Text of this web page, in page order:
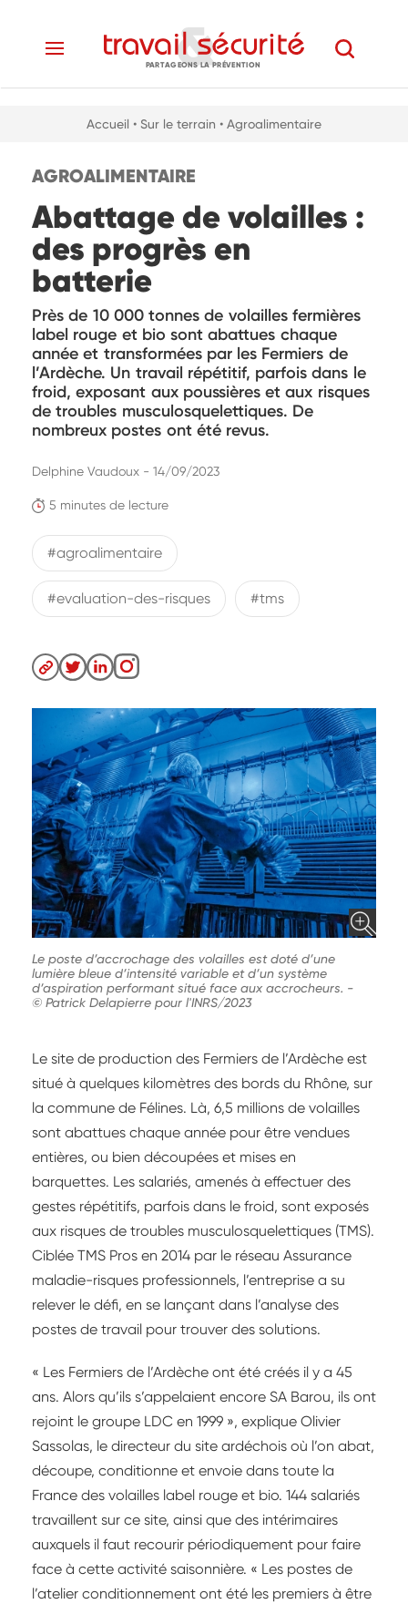
PARTAGEONS LA PRÉVENTION
Accueil • Sur le terrain • Agroalimentaire
AGROALIMENTAIRE
Abattage de volailles :
des progrès en
batterie
Près de 10 000 tonnes de volailles fermières
label rouge et bio sont abattues chaque
année et transformées par les Fermiers de
l’Ardèche. Un travail répétitif, parfois dans le
froid, exposant aux poussières et aux risques
de troubles musculosquelettiques. De
nombreux postes ont été revus.
5 minutes de lecture
Delphine Vaudoux - 14/09/2023
#agroalimentaire
#evaluation-des-risques #tms
Le poste d’accrochage des volailles est doté d’une
lumière bleue d’intensité variable et d’un système
d’aspiration performant situé face aux accrocheurs. -
© Patrick Delapierre pour l'INRS/2023
Le site de production des Fermiers de l’Ardèche est
situé à quelques kilomètres des bords du Rhône, sur
la commune de Félines. Là, 6,5 millions de volailles
sont abattues chaque année pour être vendues
entières, ou bien découpées et mises en
barquettes. Les salariés, amenés à effectuer des
gestes répétitifs, parfois dans le froid, sont exposés
aux risques de troubles musculosquelettiques (TMS).
Ciblée TMS Pros en 2014 par le réseau Assurance
maladie-risques professionnels, l’entreprise a su
relever le défi, en se lançant dans l’analyse des
postes de travail pour trouver des solutions.
« Les Fermiers de l’Ardèche ont été créés il y a 45
ans. Alors qu’ils s’appelaient encore SA Barou, ils ont
rejoint le groupe LDC en 1999 », explique Olivier
Sassolas, le directeur du site ardéchois où l’on abat,
découpe, conditionne et envoie dans toute la
France des volailles label rouge et bio. 144 salariés
travaillent sur ce site, ainsi que des intérimaires
auxquels il faut recourir périodiquement pour faire
face à cette activité saisonnière. « Les postes de
l’atelier conditionnement ont été les premiers à être